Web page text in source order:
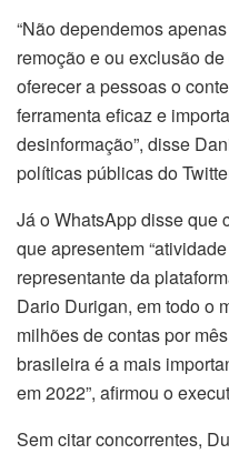
“Não dependemos
remoção e ou exclusão
oferecer a pessoas o
ferramenta eficaz e
desinformação”, disse
políticas públicas do
Já o WhatsApp disse que
que apresentem
representante da
Dario Durigan, em todo o
milhões de contas por
brasileira é a mais
em 2022”, afirmou o
Sem citar concorrentes,